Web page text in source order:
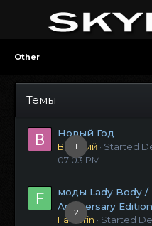
Other
Темы
1
Новый Год
Виталий · Started
07:03 PM
2
моды Lady Body /
Anniversary Edition
Fanfarin · Started